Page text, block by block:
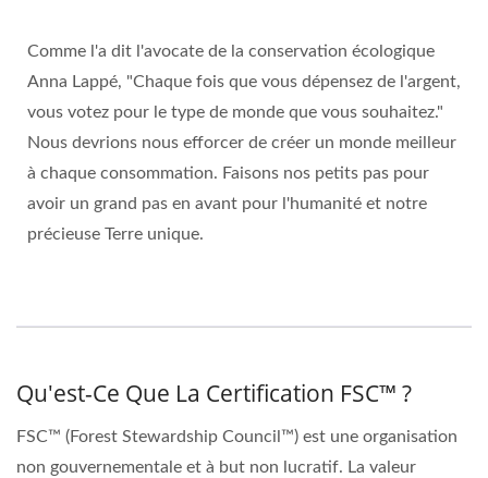
Comme l'a dit l'avocate de la conservation écologique
Anna Lappé, "Chaque fois que vous dépensez de l'argent,
vous votez pour le type de monde que vous souhaitez."
Nous devrions nous efforcer de créer un monde meilleur
à chaque consommation. Faisons nos petits pas pour
avoir un grand pas en avant pour l'humanité et notre
précieuse Terre unique.
Qu'est-Ce Que La Certification FSC™ ?
FSC™ (Forest Stewardship Council™) est une organisation
non gouvernementale et à but non lucratif. La valeur